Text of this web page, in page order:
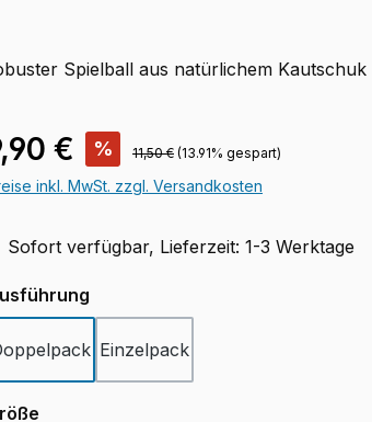
Spielball aus natürlichem Kautschuk
€ % Regulärer Preis:
11,50 € (13.91% gespart)
inkl. MwSt. zzgl. Versandkosten
Sofort verfügbar, Lieferzeit: 1-3 Werktage
Einzelpack